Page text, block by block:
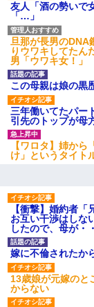
友人「酒の勢いで
「…」
旦那が長男のDNA
りウワキしてたん
男「ウワキ女！」
この母親は娘の黒
三年働いてたパー
引先のトップが母
【ワロタ】姉か
け」というタイト
【衝撃】婚約者「
お互い干渉はしな
したので、母が・
嫁に不倫されたか
13歳娘が元嫁のと
からない